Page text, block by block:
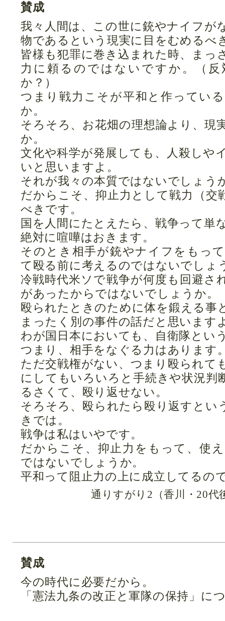
賛成
我々人間は、この世に銃やナイフが
物であるという現実に目をむめるべ
皆様も犯罪に巻き込まれた時、まっ
力に頼るのではないですか。（
か？）
つまり戦力こそが平和と作ってい
か。
そろそろ、お花畑の理想論より、現
か。
文化や科学が発展しても、人殺しや
いと思いますよ。
それが我々の本質ではないでしょう
だからこそ、抑止力として戦力（交
べきです。
国を人間にたとえたら、戦争って単
絶対に喧嘩はおきます。
そのとき相手が銃やナイフをもっ
て殴る前に考えるのではないでしょ
冷戦時代米ソで戦争が何度も回避さ
があったからではないでしょうか。
殴られたときのために体を鍛える事
まったく別の事件の話だと思います
わが国日本においても、自衛隊とい
つまり、相手をなぐる力はあります
ただ交戦権がない、つまり殴られて
にしてもいろいろと手続きや状況判
るさくて、殴り返せない。
そろそろ、殴られたら殴り返すとい
きでは。
戦争は私はいやです。
だからこそ、抑止力をもって、使
ではないでしょうか。
平和って阻止力の上に成立してるの
通りすがり2（香川・20代
賛成
今の時代に必要だから。
「憲法九条の改正と軍隊の保持」に